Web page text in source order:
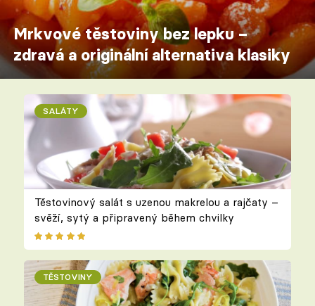
Mrkvové těstoviny bez lepku –
zdravá a originální alternativa klasiky
SALÁTY
Těstovinový salát s uzenou makrelou a rajčaty –
svěží, sytý a připravený během chvilky
TĚSTOVINY